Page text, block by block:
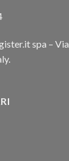
spa –